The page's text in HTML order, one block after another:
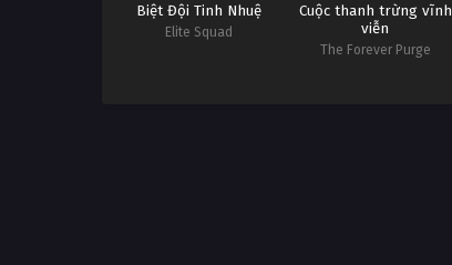
Biệt Đội Tinh Nhuệ
Elite Squad
Cuộc thanh trừng vĩnh
viễn
The Forever Purge